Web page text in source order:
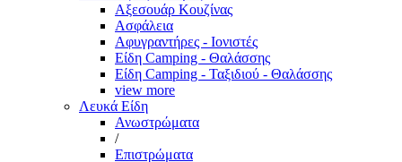
Αξεσουάρ Κουζίνας
Ασφάλεια
Αφυγραντήρες - Ιονιστές
Είδη Camping - Θαλάσσης
Είδη Camping - Ταξιδιού - Θαλάσσης
view more
Λευκά Είδη
Ανωστρώματα
/
Επιστρώματα